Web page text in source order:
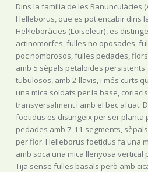
Dins la família de les Ranunculàcies
Helleborus, que es pot encabir dins
Hel·leboràcies (Loiseleur), es
actinomorfes, fulles no oposades,
poc nombrosos, fulles pedades,
amb 5 sèpals petaloides
tubulosos, amb 2 llavis, i més curts
una mica soldats per la base,
transversalment i amb el bec afuat.
foetidus es distingeix per ser planta
pedades amb 7-11 segments,
per flor. Helleborus foetidus fa una
amb soca una mica llenyosa
Tija sense fulles basals però amb